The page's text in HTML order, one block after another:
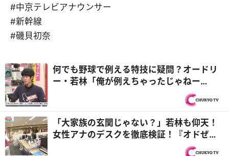
#中京テレビアナウンサー
#新幹線
#磯貝初奈
何でも野球で例える特技に疑問？オードリ
ー・若林「俺が例えちゃったじゃねー
「大家族の玄関じゃない？」若林も仰天！
女性アナのデスクを徹底検証！『オドぜ